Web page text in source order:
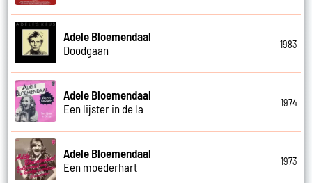
Adele Bloemendaal
Doodgaan
1983
Adele Bloemendaal
Een lijster in de la
1974
Adele Bloemendaal
Een moederhart
1973